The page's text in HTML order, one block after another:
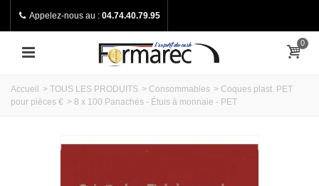
Appelez-nous au : 04.74.40.79.95
0
Accueil > TOUS LES PRODUITS > Consommables > Coques plast. PET
pour pièces € > 8 x 100 Panachés - Étuis à monnaie - PET